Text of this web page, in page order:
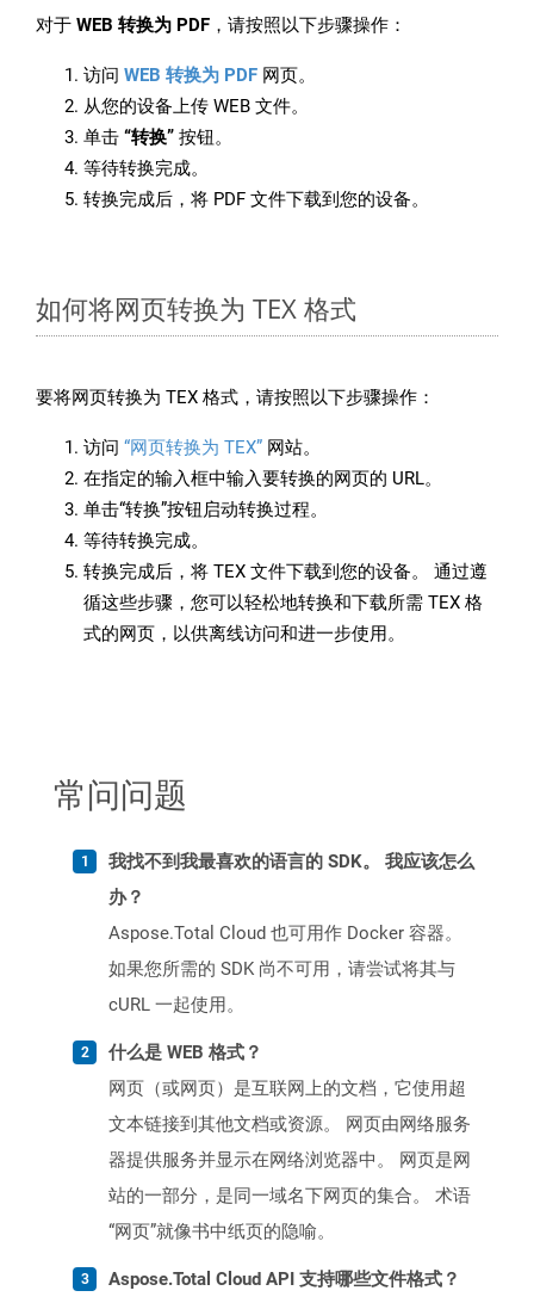
对于 WEB 转换为 PDF ，请按照以下步骤操作：
访问 WEB 转换为 PDF 网页。
从您的设备上传 WEB 文件。
单击 “转换” 按钮。
等待转换完成。
转换完成后，将 PDF 文件下载到您的设备。
如何将网页转换为 TEX 格式
要将网页转换为 TEX 格式，请按照以下步骤操作：
访问 “网页转换为 TEX” 网站。
在指定的输入框中输入要转换的网页的 URL。
单击“转换”按钮启动转换过程。
等待转换完成。
转换完成后，将 TEX 文件下载到您的设备。 通过遵
循这些步骤，您可以轻松地转换和下载所需 TEX 格
式的网页，以供离线访问和进一步使用。
常问问题
我找不到我最喜欢的语言的 SDK。 我应该怎么
办？
Aspose.Total Cloud 也可用作 Docker 容器。
如果您所需的 SDK 尚不可用，请尝试将其与
cURL 一起使用。
什么是 WEB 格式？
网页（或网页）是互联网上的文档，它使用超
文本链接到其他文档或资源。 网页由网络服务
器提供服务并显示在网络浏览器中。 网页是网
站的一部分，是同一域名下网页的集合。 术语
“网页”就像书中纸页的隐喻。
Aspose.Total Cloud API 支持哪些文件格式？